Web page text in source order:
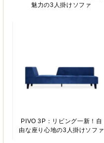
魅力の3人掛けソファ
PIVO 3P：リビング一新！自
由な座り心地の3人掛けソファ